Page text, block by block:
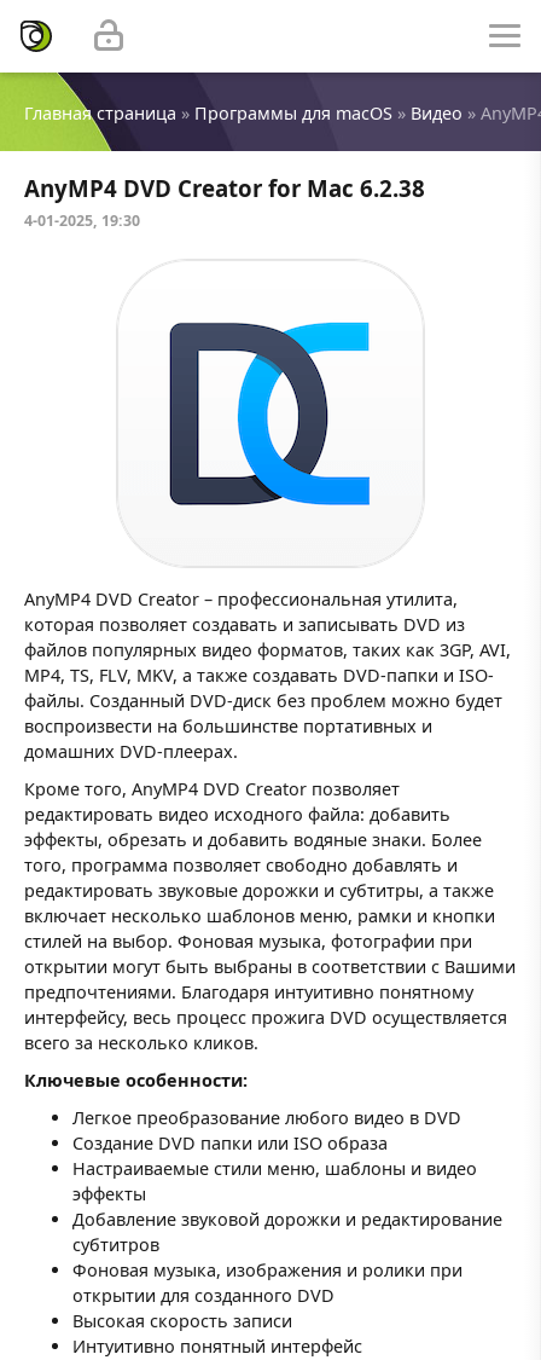
Главная страница » Программы для macOS » Видео »
AnyMP4 DVD Creator for Mac 6.2.38
4-01-2025, 19:30
AnyMP4 DVD Creator – профессиональная утилита,
которая позволяет создавать и записывать DVD из
файлов популярных видео форматов, таких как 3GP, AVI,
MP4, TS, FLV, MKV, а также создавать DVD-папки и ISO-
файлы. Созданный DVD-диск без проблем можно будет
воспроизвести на большинстве портативных и
домашних DVD-плеерах.
Кроме того, AnyMP4 DVD Creator позволяет
редактировать видео исходного файла: добавить
эффекты, обрезать и добавить водяные знаки. Более
того, программа позволяет свободно добавлять и
редактировать звуковые дорожки и субтитры, а также
включает несколько шаблонов меню, рамки и кнопки
стилей на выбор. Фоновая музыка, фотографии при
открытии могут быть выбраны в соответствии с Вашими
предпочтениями. Благодаря интуитивно понятному
интерфейсу, весь процесс прожига DVD осуществляется
всего за несколько кликов.
Ключевые особенности:
Легкое преобразование любого видео в DVD
Создание DVD папки или ISO образа
Настраиваемые стили меню, шаблоны и видео
эффекты
Добавление звуковой дорожки и редактирование
субтитров
Фоновая музыка, изображения и ролики при
открытии для созданного DVD
Высокая скорость записи
Интуитивно понятный интерфейс